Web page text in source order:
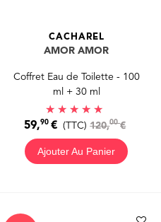
CACHAREL
AMOR AMOR
Coffret Eau de Toilette - 100
ml + 30 ml
59,90€ (TTC) 120,00€
Ajouter Au Panier